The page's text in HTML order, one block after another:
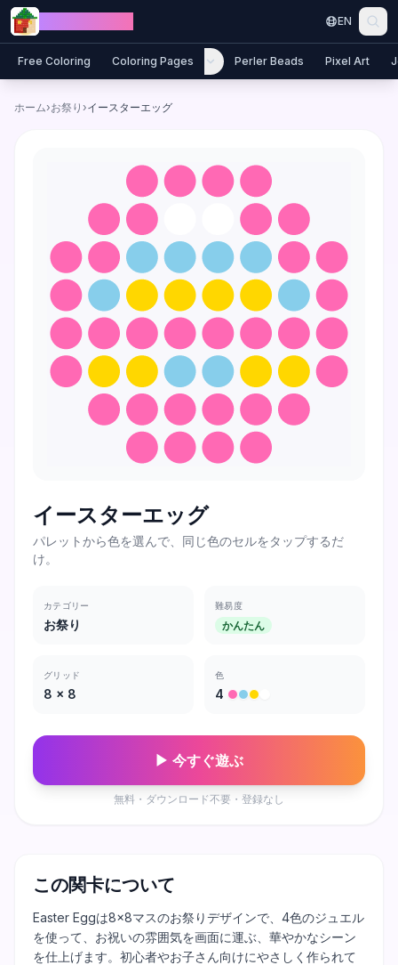
Skip to content
EN
Free Coloring Coloring Pages Perler Beads Pixel Art
ホーム›お祭り ›イースターエッグ
イースターエッグ
パレットから色を選んで、同じ色のセルをタップするだ
け。
カテゴリー
お祭り
難易度
かんたん
グリッド
8 × 8
色
4
▶ 今すぐ遊ぶ
無料・ダウンロード不要・登録なし
この関卡について
Easter Eggは8×8マスのお祭りデザインで、4色のジュエル
を使って、お祝いの雰囲気を画面に運ぶ、華やかなシーン
を仕上げます。初心者やお子さん向けにやさしく作られて